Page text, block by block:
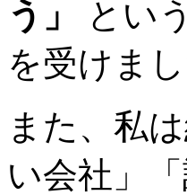
う」
とい
を受けまし
また、私
い会社」